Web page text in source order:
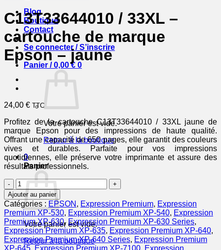
Blog
Boutique
Contact
Se connecter / S’inscrire
Panier /0,00€ 0
Votre panier est vide.
Retour à la boutique
0
Panier
Votre panier est vide.
Retour à la boutique
C13T33644010 / 33XL –
cartouche de marque
Epson – jaune
24,00 € TTC
Profitez de la cartouche C13T33644010 / 33XL jaune de
marque Epson pour des impressions de haute qualité.
Offrant une capacité de 650 pages, elle garantit des couleurs
vives et durables. Parfaite pour vos impressions
quotidiennes, elle préserve votre imprimante et assure des
résultats professionnels.
quantité
de
C13T33644010
/
33XL
-
cartouche
de
Ajouter au panier
Catégories : EPSON , Expression Premium, Expression
Premium XP-530, Expression Premium XP-540, Expression
Premium XP-630, Expression Premium XP-630 Series,
Expression Premium XP-635, Expression Premium XP-640,
Expression Premium XP-640 Series, Expression Premium
XP-645, Expression Premium XP-7100, Expression